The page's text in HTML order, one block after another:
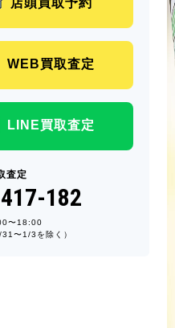
店頭買取予約
WEB買取査定
LINE買取査定
査定
182
〜18:00
〜1/3を除く）